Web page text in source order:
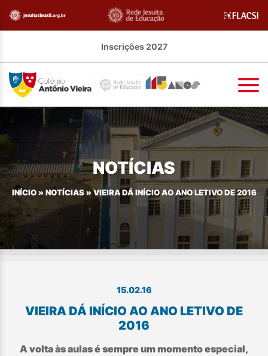
Inscrições 2027
NOTÍCIAS
INÍCIO» NOTÍCIAS»VIEIRA DÁ INÍCIO AO ANO LETIVO DE 2016
15.02.16
VIEIRA DÁ INÍCIO AO ANO LETIVO DE
2016
A volta às aulas é sempre um momento especial,